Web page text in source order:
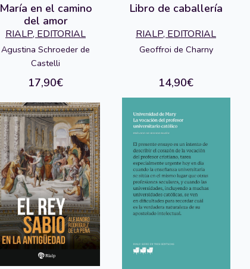
María en el camino
del amor
RIALP, EDITORIAL
Agustina Schroeder de
Castelli
17,90€
Libro de caballería
RIALP, EDITORIAL
Geoffroi de Charny
14,90€